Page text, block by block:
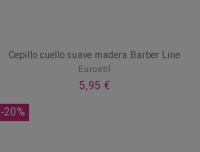
Cepillo cuello suave madera Barber Line
Eurostil
5,95 €
-20%